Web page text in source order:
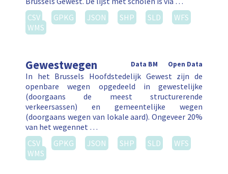
CSV
GPKG JSON SHP SLD
WFS
WMS
Gewestwegen Open Data
Data BM
In het Brussels Hoofdstedelijk Gewest zijn de
openbare wegen opgedeeld in gewestelijke
(doorgaans de meest structurerende
verkeersassen) en gemeentelijke wegen
(doorgaans wegen van lokale aard). Ongeveer 20%
van het wegennet …
CSV
GPKG JSON SHP SLD
WFS
WMS